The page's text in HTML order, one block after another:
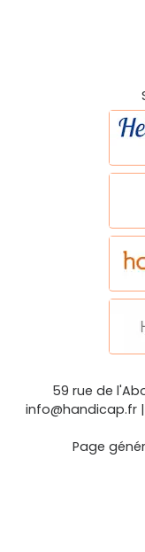
59 rue de
info@handicap.fr |
Page